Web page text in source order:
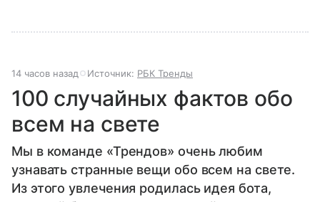
14 часов назад Источник: РБК Тренды
100 случайных фактов обо
всем на свете
Мы в команде «Трендов» очень любим
узнавать странные вещи обо всем на свете.
Из этого увлечения родилась идея бота,